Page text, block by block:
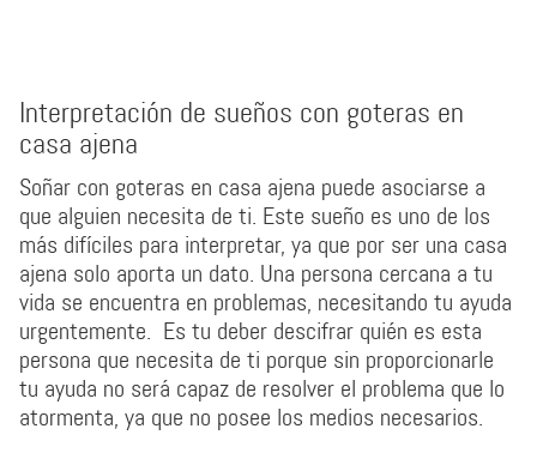
Interpretación de sueños con goteras en
casa ajena
Soñar con goteras en casa ajena puede asociarse a
que alguien necesita de ti. Este sueño es uno de los
más difíciles para interpretar, ya que por ser una casa
ajena solo aporta un dato. Una persona cercana a tu
vida se encuentra en problemas, necesitando tu ayuda
urgentemente. Es tu deber descifrar quién es esta
persona que necesita de ti porque sin proporcionarle
tu ayuda no será capaz de resolver el problema que lo
atormenta, ya que no posee los medios necesarios.